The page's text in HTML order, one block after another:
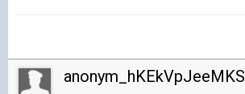
anonym_hKEkVpJeeMKS